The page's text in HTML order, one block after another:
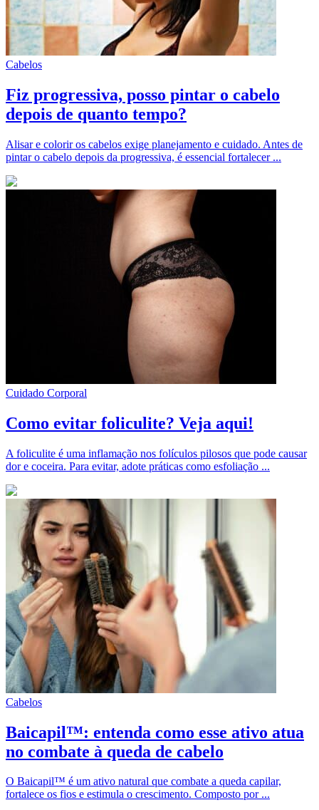
Cabelos
Fiz progressiva, posso pintar o cabelo
depois de quanto tempo?
Alisar e colorir os cabelos exige planejamento e cuidado. Antes de
pintar o cabelo depois da progressiva, é essencial fortalecer ...
Cuidado Corporal
Como evitar foliculite? Veja aqui!
A foliculite é uma inflamação nos folículos pilosos que pode causar
dor e coceira. Para evitar, adote práticas como esfoliação ...
Cabelos
Baicapil™: entenda como esse ativo atua
no combate à queda de cabelo
O Baicapil™ é um ativo natural que combate a queda capilar,
fortalece os fios e estimula o crescimento. Composto por ...